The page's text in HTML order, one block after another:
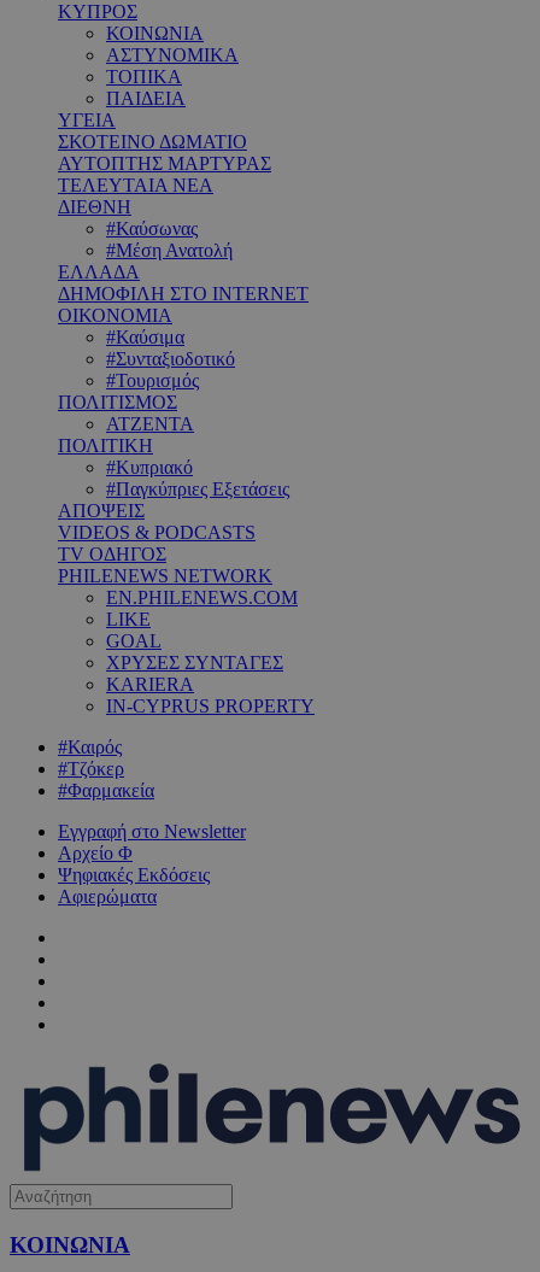
ΚΥΠΡΟΣ
ΚΟΙΝΩΝΙΑ
ΑΣΤΥΝΟΜΙΚΑ
ΤΟΠΙΚΑ
ΠΑΙΔΕΙΑ
ΥΓΕΙΑ
ΣΚΟΤΕΙΝΟ ΔΩΜΑΤΙΟ
ΑΥΤΟΠΤΗΣ ΜΑΡΤΥΡΑΣ
ΤΕΛΕΥΤΑΙΑ ΝΕΑ
ΔΙΕΘΝΗ
#Καύσωνας
#Μέση Ανατολή
ΕΛΛΑΔΑ
ΔΗΜΟΦΙΛΗ ΣΤΟ INTERNET
ΟΙΚΟΝΟΜΙΑ
#Καύσιμα
#Συνταξιοδοτικό
#Τουρισμός
ΠΟΛΙΤΙΣΜΟΣ
ΑΤΖΕΝΤΑ
ΠΟΛΙΤΙΚΗ
#Κυπριακό
#Παγκύπριες Εξετάσεις
ΑΠΟΨΕΙΣ
VIDEOS & PODCASTS
TV ΟΔΗΓΟΣ
PHILENEWS NETWORK
EN.PHILENEWS.COM
LIKE
GOAL
ΧΡΥΣΕΣ ΣΥΝΤΑΓΕΣ
KARIERA
IN-CYPRUS PROPERTY
#Καιρός
#Τζόκερ
#Φαρμακεία
Εγγραφή στο Newsletter
Αρχείο Φ
Ψηφιακές Εκδόσεις
Αφιερώματα
ΚΟΙΝΩΝΙΑ